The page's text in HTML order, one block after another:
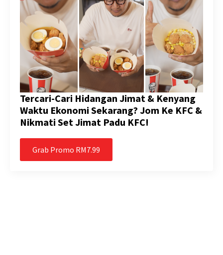
Tercari-Cari Hidangan Jimat & Kenyang
Waktu Ekonomi Sekarang? Jom Ke KFC &
Nikmati Set Jimat Padu KFC!
Grab Promo RM7.99